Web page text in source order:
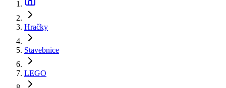
Hračky
Stavebnice
LEGO